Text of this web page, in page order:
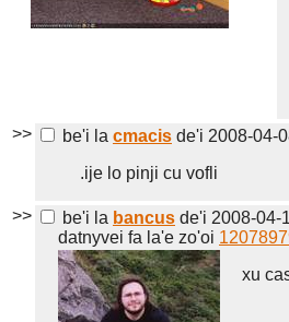
>> be'i la cmacis de'i 2008-04-
.ije lo pinji cu vofli
>> be'i la bancus de'i 2008-04-
datnyvei fa la'e zo'oi
xu